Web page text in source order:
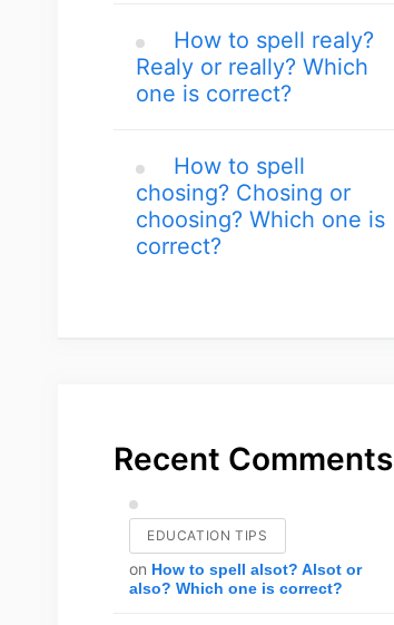
How to spell realy?
Realy or really? Which
one is correct?
How to spell
chosing? Chosing or
choosing? Which one is
correct?
Recent Comments
EDUCATION TIPS
on How to spell alsot? Alsot or
also? Which one is correct?